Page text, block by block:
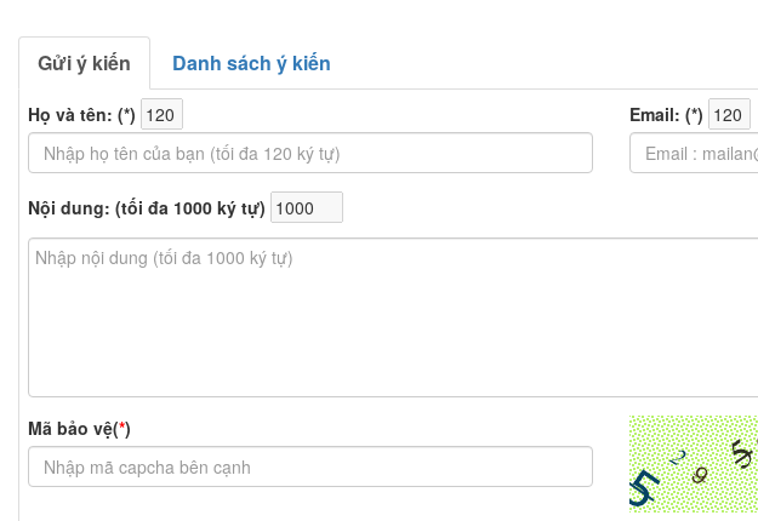
Gửi ý kiến Danh sách ý kiến
Họ và tên: (*) Email: (*)
Nội dung: (tối đa 1000 ký tự)
Mã bảo vệ(*)